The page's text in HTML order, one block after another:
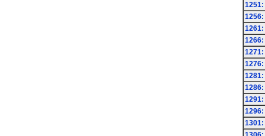
1251:
1256:
1261:
1266:
1271:
1276:
1281:
1286:
1291:
1296:
1301: